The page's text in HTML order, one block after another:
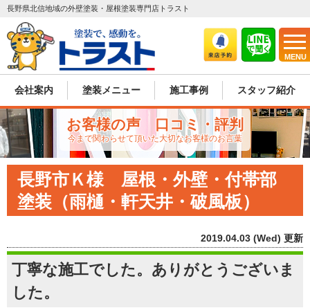
MENU
長野県北信地域の外壁塗装・屋根塗装専門店トラスト
会社案内 塗装メニュー 施工事例 スタッフ紹介
お客様の声 口コミ・評判
今まで関わらせて頂いた大切なお客様のお言葉
長野市Ｋ様 屋根・外壁・付帯部
塗装（雨樋・軒天井・破風板）
2019.04.03 (Wed) 更新
丁寧な施工でした。ありがとうございま
した。